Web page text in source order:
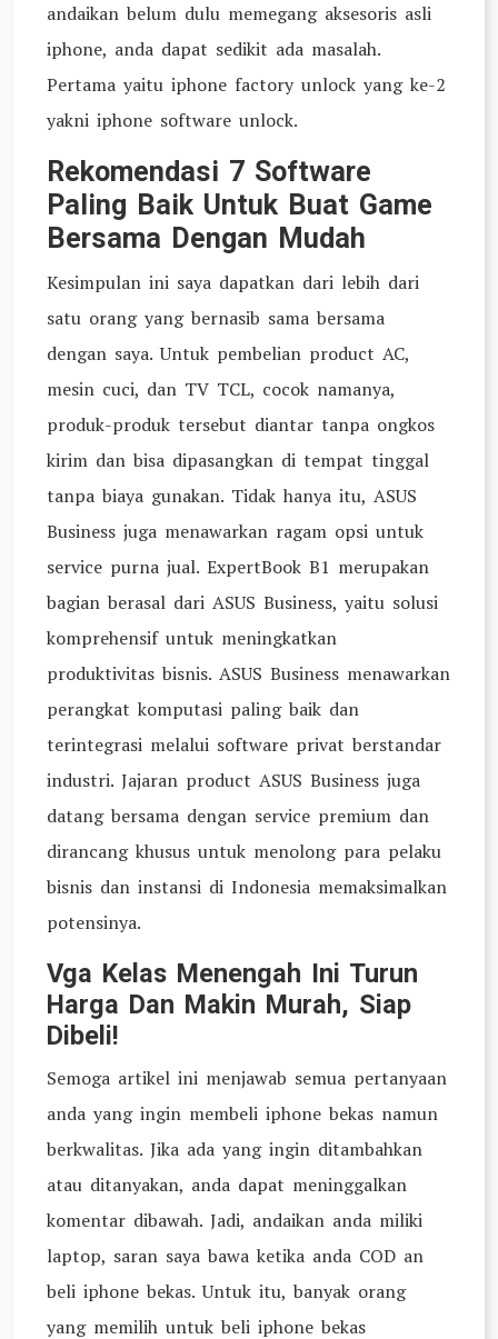
andaikan belum dulu memegang aksesoris asli
iphone, anda dapat sedikit ada masalah.
Pertama yaitu iphone factory unlock yang ke-2
yakni iphone software unlock.
Rekomendasi 7 Software
Paling Baik Untuk Buat Game
Bersama Dengan Mudah
Kesimpulan ini saya dapatkan dari lebih dari
satu orang yang bernasib sama bersama
dengan saya. Untuk pembelian product AC,
mesin cuci, dan TV TCL, cocok namanya,
produk-produk tersebut diantar tanpa ongkos
kirim dan bisa dipasangkan di tempat tinggal
tanpa biaya gunakan. Tidak hanya itu, ASUS
Business juga menawarkan ragam opsi untuk
service purna jual. ExpertBook B1 merupakan
bagian berasal dari ASUS Business, yaitu solusi
komprehensif untuk meningkatkan
produktivitas bisnis. ASUS Business menawarkan
perangkat komputasi paling baik dan
terintegrasi melalui software privat berstandar
industri. Jajaran product ASUS Business juga
datang bersama dengan service premium dan
dirancang khusus untuk menolong para pelaku
bisnis dan instansi di Indonesia memaksimalkan
potensinya.
Vga Kelas Menengah Ini Turun
Harga Dan Makin Murah, Siap
Dibeli!
Semoga artikel ini menjawab semua pertanyaan
anda yang ingin membeli iphone bekas namun
berkwalitas. Jika ada yang ingin ditambahkan
atau ditanyakan, anda dapat meninggalkan
komentar dibawah. Jadi, andaikan anda miliki
laptop, saran saya bawa ketika anda COD an
beli iphone bekas. Untuk itu, banyak orang
yang memilih untuk beli iphone bekas